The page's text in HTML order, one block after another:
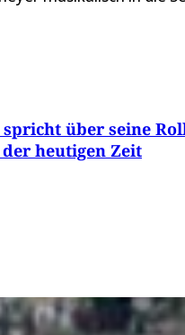
spricht über seine
heutigen Zeit